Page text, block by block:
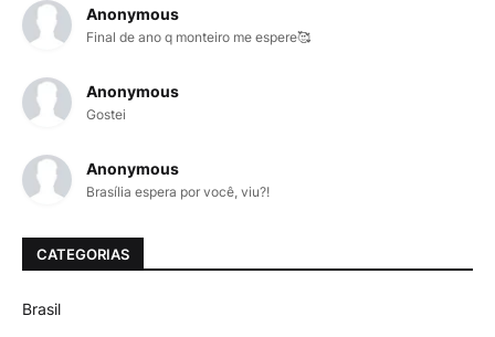
Anonymous
Final de ano q monteiro me espere🥰
Anonymous
Gostei
Anonymous
Brasília espera por você, viu?!
CATEGORIAS
Brasil